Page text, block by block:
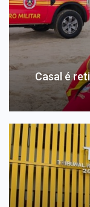
Casal é